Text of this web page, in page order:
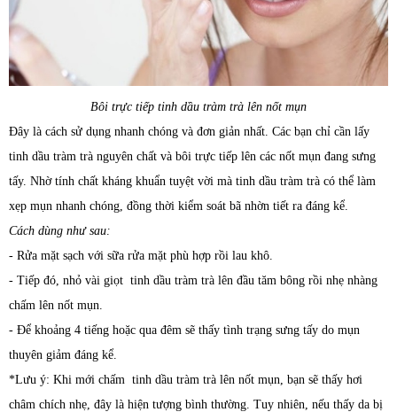
Bôi trực tiếp tinh dầu tràm trà lên nốt mụn
Đây là cách sử dụng nhanh chóng và đơn giản nhất. Các bạn chỉ cần lấy
tinh dầu tràm trà nguyên chất và bôi trực tiếp lên các nốt mụn đang sưng
tấy. Nhờ tính chất kháng khuẩn tuyệt vời mà tinh dầu tràm trà có thể làm
xẹp mụn nhanh chóng, đồng thời kiểm soát bã nhờn tiết ra đáng kể.
Cách dùng như sau:
- Rửa mặt sạch với sữa rửa mặt phù hợp rồi lau khô.
- Tiếp đó, nhỏ vài giọt tinh dầu tràm trà lên đầu tăm bông rồi nhẹ nhàng
chấm lên nốt mụn.
- Để khoảng 4 tiếng hoặc qua đêm sẽ thấy tình trạng sưng tấy do mụn
thuyên giảm đáng kể.
*Lưu ý: Khi mới chấm tinh dầu tràm trà lên nốt mụn, bạn sẽ thấy hơi
châm chích nhẹ, đây là hiện tượng bình thường. Tuy nhiên, nếu thấy da bị